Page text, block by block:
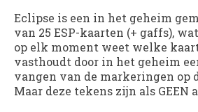
Eclipse is een in het geheim
van 25 ESP-kaarten (+ gaffs),
op elk moment weet welke
vasthoudt door in het geheim
vangen van de markeringen op
Maar deze tekens zijn als GEEN